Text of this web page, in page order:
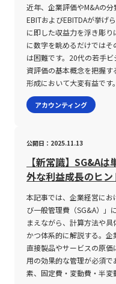
スト（WACC）を差し引く
は株主の期待を上回る価値を
計算式は、以下の基本的な
資本（CE）× WACCこの
み出したキャッシュフロ
た残余利益を示すという点
(ROIC（投下資本利益率）
き、これにより資本効率
す。 EVAが重要視される理由として、従来の会計基準では評価が難
も、資本調達コストが12%
ことが明らかとなります
や、資本効率向上を目的と
位置付けられています。 EVAの注意点 EVAは企業の真の価値創造力
を測るための優れたツー
はいくつかの注意点があり
整が不可欠です。例えば
は、通常の会計処理では
が、EVAの計算において
し、複数年に分散して償却
理の違いが、企業間での
近年、企業評価やM&Aの分
EBITおよびEBITDAが挙げ
に即した収益力を浮き彫
に数字を眺めるだけでは
は困難です。20代の若手
資評価の基本概念を把握
形成において大変有益です
算方法、各指標のメリッ
視点から解説します。 EBITとEBITDAとは EBITとは「Earnings
の利益を上げたかを測る際
とで、経営の実態をより
体的には、税引前当期純利
いた額がEBITとして算出さ
と読む場合もあれば、稀
ともあり、その読み方は
ています。 一方、EBITDA
Depreciation and
価償却費および無形資産
すると「支払金利前税引前
備投資が大きく影響する
アカウンティング
公開日：2025.11.13
【新常識】SG&A
外な利益成長のヒン
本記事では、企業経営に
び一般管理費（SG&A）」
まえながら、計算方法や
かつ体系的に解説する。企
直接製品やサービスの原
用の効果的な管理が必須
素、固定費・変動費・半